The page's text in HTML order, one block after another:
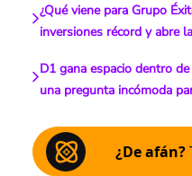
¿Qué viene para Grupo
inversiones récord y abre
D1 gana espacio dentro
una pregunta incómoda
¿De afán?